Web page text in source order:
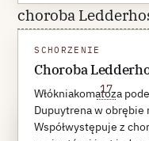
choroba
SCHORZENIE
Choroba
Włókniakomatoza
Dupuytrena w obrębie
Współwystępuje z
zajęcie strony
rodzinny nie był
niezależnie17
REFERENCE 17